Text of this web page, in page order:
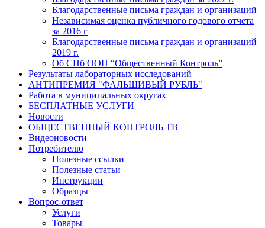
Благодарственные письма граждан и организаций
Независимая оценка публичного годового отчета
за 2016 г
Благодарственные письма граждан и организаций
2019 г.
Об СПб ООП “Общественный Контроль”
Результаты лабораторных исследований
АНТИПРЕМИЯ "ФАЛЬШИВЫЙ РУБЛЬ"
Работа в муниципальных округах
БЕСПЛАТНЫЕ УСЛУГИ
Новости
ОБЩЕСТВЕННЫЙ КОНТРОЛЬ ТВ
Видеоновости
Потребителю
Полезные ссылки
Полезные статьи
Инструкции
Образцы
Вопрос-ответ
Услуги
Товары